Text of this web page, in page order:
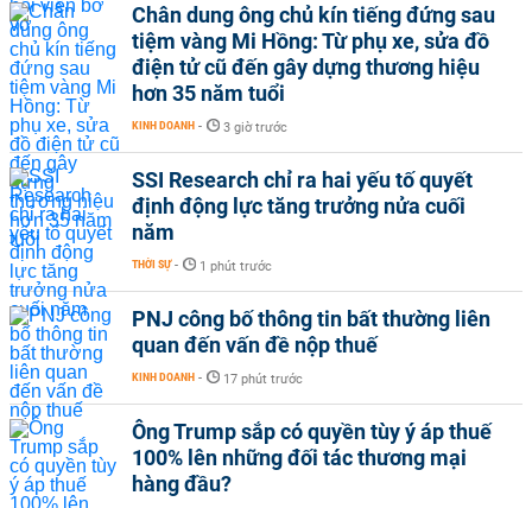
Chân dung ông chủ kín tiếng đứng sau
tiệm vàng Mi Hồng: Từ phụ xe, sửa đồ
điện tử cũ đến gây dựng thương hiệu
hơn 35 năm tuổi
KINH DOANH - 3 giờ trước
SSI Research chỉ ra hai yếu tố quyết
định động lực tăng trưởng nửa cuối
năm
THỜI SỰ - 1 phút trước
PNJ công bố thông tin bất thường liên
quan đến vấn đề nộp thuế
KINH DOANH - 17 phút trước
Ông Trump sắp có quyền tùy ý áp thuế
100% lên những đối tác thương mại
hàng đầu?